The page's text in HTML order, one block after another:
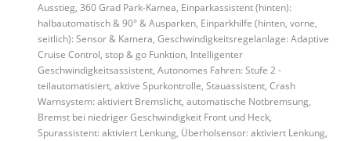
Ausstieg, 360 Grad Park-Kamea, Einparkassistent (hinten):
halbautomatisch & 90° & Ausparken, Einparkhilfe (hinten, vorne,
seitlich): Sensor & Kamera, Geschwindigkeitsregelanlage: Adaptive
Cruise Control, stop & go Funktion, Intelligenter
Geschwindigkeitsassistent, Autonomes Fahren: Stufe 2 -
teilautomatisiert, aktive Spurkontrolle, Stauassistent, Crash
Warnsystem: aktiviert Bremslicht, automatische Notbremsung,
Bremst bei niedriger Geschwindigkeit Front und Heck,
Spurassistent: aktiviert Lenkung, Überholsensor: aktiviert Lenkung,